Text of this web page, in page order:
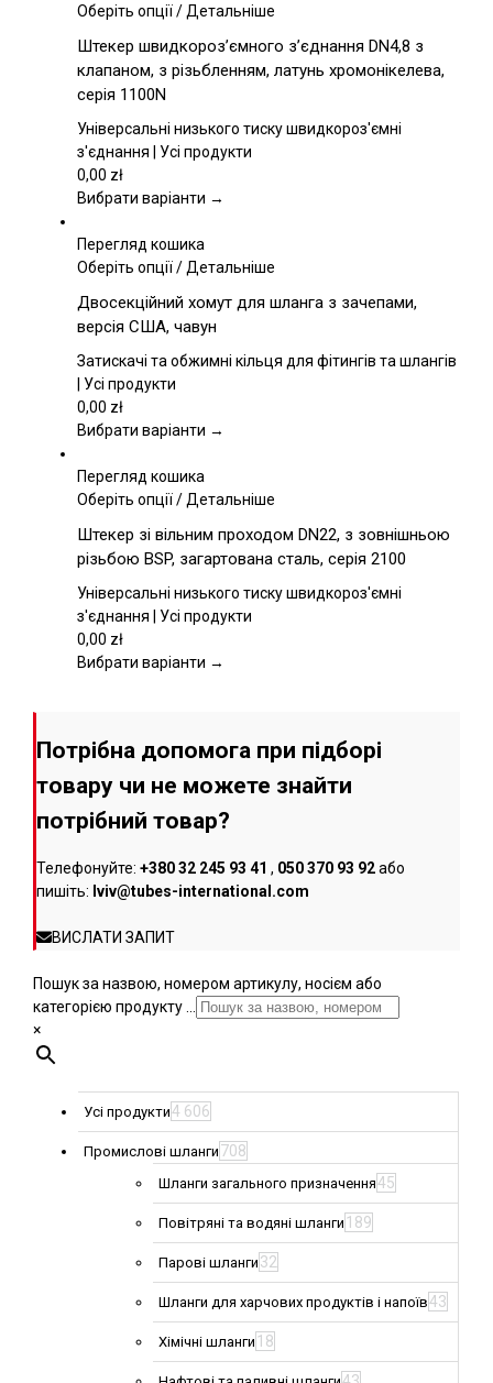
Оберіть опціїЦей
має
кілька
Параметри
можна
на
товару
/Детальніше
Штекер швидкороз’ємного з’єднання DN4,8 з
клапаном, з різьбленням, латунь хромонікелева,
серія 1100N
Універсальні низького тиску швидкороз'ємні
з'єднання | Усі продукти
0,00 zł
Вибрати варіанти →
Перегляд кошика
Оберіть опціїЦей
має
кілька
варіантів.
Параметри
вибрати
сторінці
товару
/Детальніше
Двосекційний хомут для шланга з зачепами,
версія США, чавун
Затискачі та обжимні кільця для фітингів та шлангів
| Усі продукти
0,00 zł
Вибрати варіанти →
Перегляд кошика
Оберіть опціїЦей
має
кілька
варіантів.
Параметри
вибрати
/Детальніше
Штекер зі вільним проходом DN22, з зовнішньою
різьбою BSP, загартована сталь, серія 2100
Універсальні низького тиску швидкороз'ємні
з'єднання | Усі продукти
0,00 zł
Вибрати варіанти →
Потрібна допомога при підборі
товару чи не можете знайти
потрібний товар?
Телефонуйте: +380 32 245 93 41 , 050 370 93 92або
пишіть: lviv@tubes-international.com
ВИСЛАТИ ЗАПИТ
Пошук за назвою, номером артикулу, носієм або
категорією продукту ...
×
Усі продукти4 606
Промислові шланги 708
Шланги загального призначення45
Повітряні та водяні шланги 189
Парові шланги 32
Шланги для харчових продуктів і напоїв43
Хімічні шланги 18